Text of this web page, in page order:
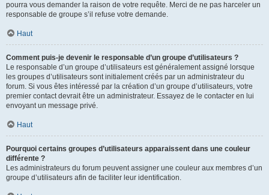
pourra vous demander la raison de votre requête. Merci de ne pas harceler un
responsable de groupe s’il refuse votre demande.
Haut
Comment puis-je devenir le responsable d’un groupe d’utilisateurs ?
Le responsable d’un groupe d’utilisateurs est généralement assigné lorsque
les groupes d’utilisateurs sont initialement créés par un administrateur du
forum. Si vous êtes intéressé par la création d’un groupe d’utilisateurs, votre
premier contact devrait être un administrateur. Essayez de le contacter en lui
envoyant un message privé.
Haut
Pourquoi certains groupes d’utilisateurs apparaissent dans une couleur
différente ?
Les administrateurs du forum peuvent assigner une couleur aux membres d’un
groupe d’utilisateurs afin de faciliter leur identification.